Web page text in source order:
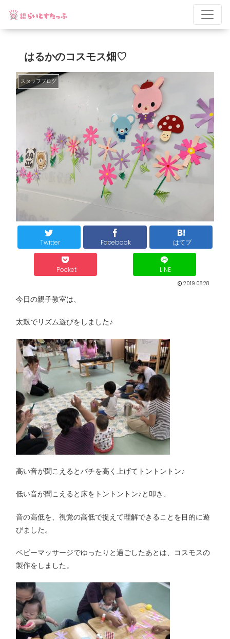
はるかのコスモス畑♡
スタッフブログ
Twitter Facebook はてブ
Pocket LINE
2019.08.28
今日の親子教室は、
太鼓でリズム遊びをしました♪
高い音が聞こえるとバチを高く上げてトントントン♪
低い音が聞こえると床をトントントン♪と叩き、
音の高低を、視覚の高低で捉えて理解できることを目的に遊
びました。
ベビーマッサージでゆったりと過ごしたあとは、コスモスの
製作をしました。